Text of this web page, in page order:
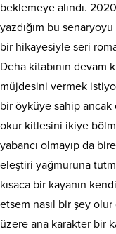
beklemeye alındı.
yazdığım bu
bir hikayesiyle seri
Deha kitabının devam
müjdesini vermek
bir öyküye sahip ancak
okur kitlesini ikiye
yabancı olmayıp da
eleştiri yağmuruna
kısaca bir kayanın
etsem nasıl bir şey
üzere ana karakter bir